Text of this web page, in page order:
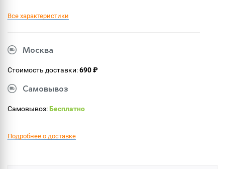
Все характеристики
Москва
Стоимость доставки:690 ₽
Самовывоз
Самовывоз:Бесплатно
Подробнее о доставке